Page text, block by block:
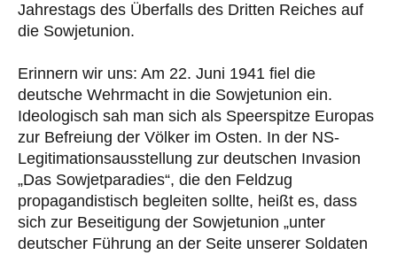
Jahrestags des Überfalls des Dritten Reiches auf
die Sowjetunion.
Erinnern wir uns: Am 22. Juni 1941 fiel die
deutsche Wehrmacht in die Sowjetunion ein.
Ideologisch sah man sich als Speerspitze Europas
zur Befreiung der Völker im Osten. In der NS-
Legitimationsausstellung zur deutschen Invasion
„Das Sowjetparadies“, die den Feldzug
propagandistisch begleiten sollte, heißt es, dass
sich zur Beseitigung der Sowjetunion „unter
deutscher Führung an der Seite unserer Soldaten